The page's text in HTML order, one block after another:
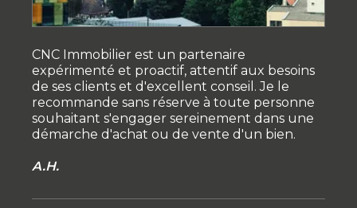
CNC Immobilier est un partenaire
expérimenté et proactif, attentif aux besoins
de ses clients et d'excellent conseil. Je le
recommande sans réserve à toute personne
souhaitant s'engager sereinement dans une
démarche d'achat ou de vente d'un bien.
A.H.